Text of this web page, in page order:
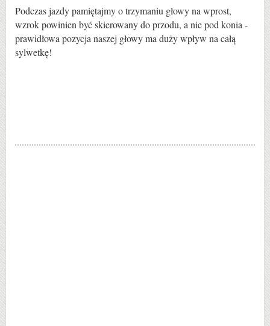
Podczas jazdy pamiętajmy o trzymaniu głowy na wprost,
wzrok powinien być skierowany do przodu, a nie pod konia -
prawidłowa pozycja naszej głowy ma duży wpływ na całą
sylwetkę!